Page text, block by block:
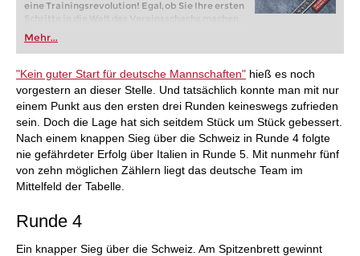
eine Trainingsrevolution! Egal, ob Sie Ihre ersten
Schritte in die Welt des Vereinsschachs machen
oder bereits auf Turnierniveau spielen: Mit
FRITZ trainieren Sie effizienter, intelligenter und
individueller als je zuvor.
Mehr...
"Kein guter Start für deutsche Mannschaften" hieß es noch
vorgestern an dieser Stelle. Und tatsächlich konnte man mit nur
einem Punkt aus den ersten drei Runden keineswegs zufrieden
sein. Doch die Lage hat sich seitdem Stück um Stück gebessert.
Nach einem knappen Sieg über die Schweiz in Runde 4 folgte
nie gefährdeter Erfolg über Italien in Runde 5. Mit nunmehr fünf
von zehn möglichen Zählern liegt das deutsche Team im
Mittelfeld der Tabelle.
Runde 4
Ein knapper Sieg über die Schweiz. Am Spitzenbrett gewinnt